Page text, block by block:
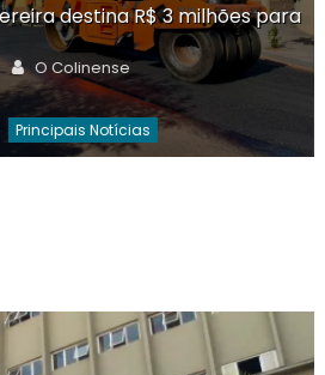
destina R$ 3 milhões para
Author
O Colinense
Principais Notícias